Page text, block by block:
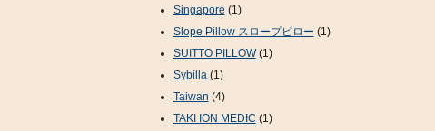
Singapore (1)
Slope Pillow スロープピロー (1)
SUITTO PILLOW(1)
Sybilla(1)
Taiwan (4)
TAKI ION MEDIC (1)